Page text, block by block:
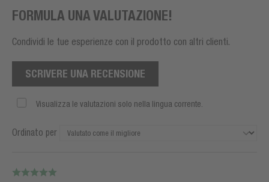
FORMULA UNA VALUTAZIONE!
Condividi le tue esperienze con il prodotto con altri clienti.
SCRIVERE UNA RECENSIONE
Visualizza le valutazioni solo nella lingua corrente.
Ordinato per